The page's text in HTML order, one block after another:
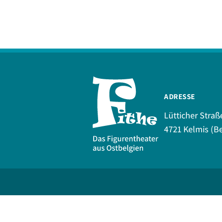
ADRESSE
Lütticher
4721 Kelmis